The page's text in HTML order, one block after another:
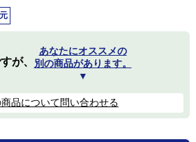
が、
あなたにオススメの
別の商品があります。
▼
商品について問い合わせる